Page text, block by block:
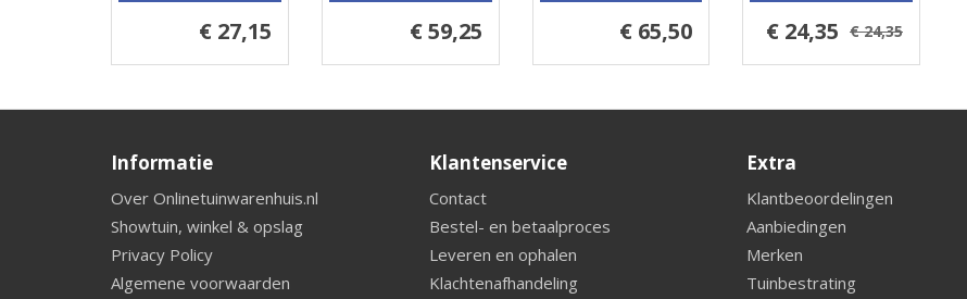
€ 27,15 € 59,25 € 65,50 € 24,35 € 24,35
Informatie
Over Onlinetuinwarenhuis.nl
Showtuin, winkel & opslag
Privacy Policy
Algemene voorwaarden
Klantenservice
Contact
Bestel- en betaalproces
Leveren en ophalen
Klachtenafhandeling
Extra
Klantbeoordelingen
Aanbiedingen
Merken
Tuinbestrating